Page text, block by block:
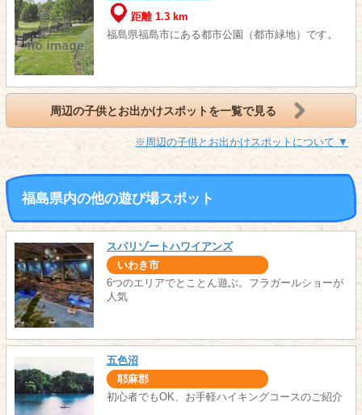
距離 1.3 km
福島県福島市にある都市公園（都市緑地）です。
周辺の子供とお出かけスポットを一覧で見る
※周辺の子供とお出かけスポットについて ▼
福島県内の他の遊び場スポット
スパリゾートハワイアンズ
いわき市
6つのエリアでとことん遊ぶ。フラガールショーが
人気
五色沼
耶麻郡
初心者でもOK、お手軽ハイキングコースのご紹介